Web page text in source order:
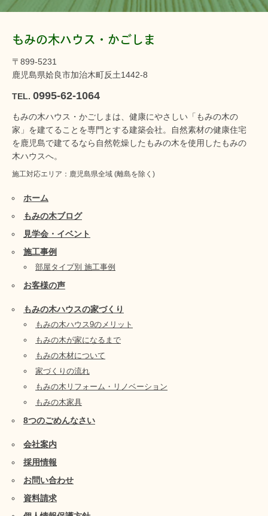
もみの木ハウス・かごしま
〒899-5231
鹿児島県姶良市加治木町反土1442-8
TEL. 0995-62-1064
もみの木ハウス・かごしまは、健康にやさしい「もみの木の
家」を建てることを専門とする建築会社。自然素材の健康住宅
を鹿児島で建てるなら自然乾燥したもみの木を使用したもみの
木ハウスへ。
施工対応エリア：鹿児島県全域 (離島を除く)
ホーム
もみの木ブログ
見学会・イベント
施工事例
部屋タイプ別 施工事例
お客様の声
もみの木ハウスの家づくり
もみの木ハウス9のメリット
もみの木が家になるまで
もみの木材について
家づくりの流れ
もみの木リフォーム・リノベーション
もみの木家具
8つのごめんなさい
会社案内
採用情報
お問い合わせ
資料請求